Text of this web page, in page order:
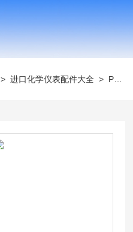
>进口化学仪表配件大全 > Polymetron仪表配件